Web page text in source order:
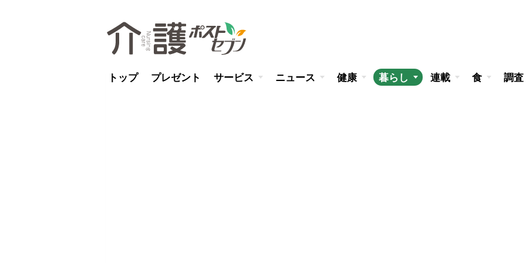
トップ プレゼント サービス ニュース 健康 暮らし 連載 食 調査